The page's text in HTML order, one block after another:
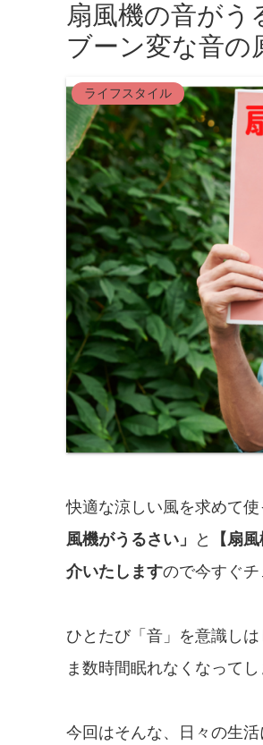
扇風機の音がう
ブーン変な音の
ライフスタイル
快適な涼しい風を求めて
風機がうるさい」
と 【扇
介いたしますので今すぐチ
ひとたび「音」を意識し
ま数時間眠れなくなって
今回はそんな、日々の生